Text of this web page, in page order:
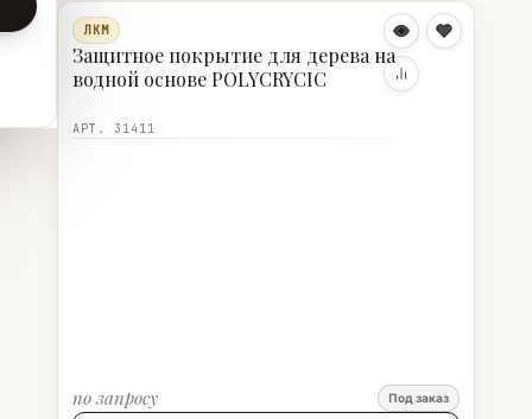
ЛКМ
Защитное покрытие для дерева на
водной основе POLYCRYCIC
АРТ. 31411
по запросу Под заказ